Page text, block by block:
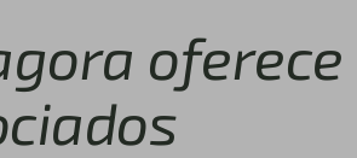
oferece